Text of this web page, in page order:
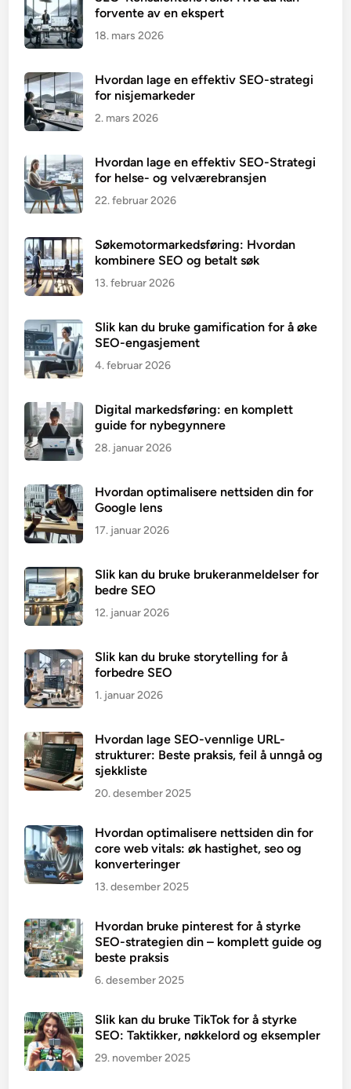
forvente av en ekspert
18. mars 2026
Hvordan lage en effektiv SEO-strategi
for nisjemarkeder
2. mars 2026
Hvordan lage en effektiv SEO-Strategi
for helse- og velværebransjen
22. februar 2026
Søkemotormarkedsføring: Hvordan
kombinere SEO og betalt søk
13. februar 2026
Slik kan du bruke gamification for å øke
SEO-engasjement
4. februar 2026
Digital markedsføring: en komplett
guide for nybegynnere
28. januar 2026
Hvordan optimalisere nettsiden din for
Google lens
17. januar 2026
Slik kan du bruke brukeranmeldelser for
bedre SEO
12. januar 2026
Slik kan du bruke storytelling for å
forbedre SEO
1. januar 2026
Hvordan lage SEO-vennlige URL-
strukturer: Beste praksis, feil å unngå og
sjekkliste
20. desember 2025
Hvordan optimalisere nettsiden din for
core web vitals: øk hastighet, seo og
konverteringer
13. desember 2025
Hvordan bruke pinterest for å styrke
SEO-strategien din – komplett guide og
beste praksis
6. desember 2025
Slik kan du bruke TikTok for å styrke
SEO: Taktikker, nøkkelord og eksempler
29. november 2025